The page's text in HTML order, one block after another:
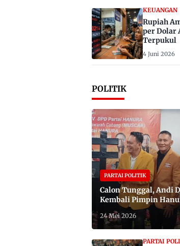
KEUANGAN
Rupiah
per Dolar
Terpukul
4 Juni 2026
POLITIK
PARTAI POLITIK
Calon Tunggal, Andi
Kembali Pimpin
24 Mei 2026
PARTAI